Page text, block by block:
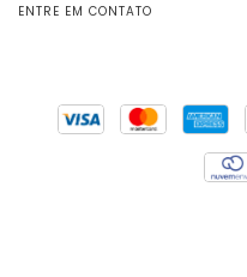
ENTRE EM CONTATO